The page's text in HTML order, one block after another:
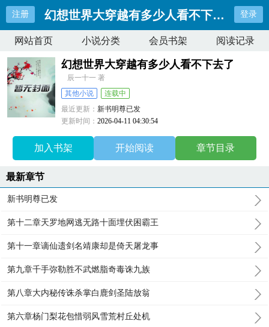
注册 幻想世界大穿越有多少人看不下去了 登录
网站首页 小说分类 会员书架 阅读记录
幻想世界大穿越有多少人看不下去了
辰一十一 著
其他小说
连载中
最近更新：新书明尊已发
更新时间：2026-04-11 04:30:54
加入书架 开始阅读 章节目录
最新章节
新书明尊已发
第十二章天罗地网逃无路十面埋伏困霸王
第十一章谪仙遗剑名靖康却是倚天屠龙事
第九章千手弥勒胜不武燃脂奇毒诛九族
第八章大内秘传诛杀掌白鹿剑圣陆放翁
第六章杨门梨花包惜弱风雪荒村丘处机